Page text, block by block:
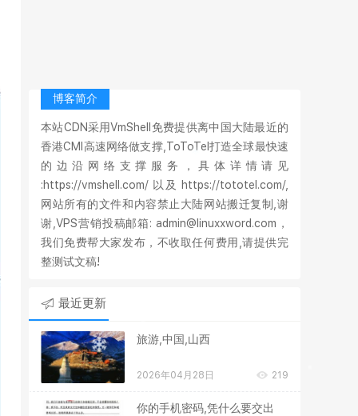
博客简介
本站CDN采用VmShell免费提供离中国大陆最近的
香港CMI高速网络做支撑,ToToTel打造全球最快速
的边沿网络支撑服务，具体详情请见
:https://vmshell.com/ 以及 https://tototel.com/,
网站所有的文件和内容禁止大陆网站搬迁复制,谢
谢,VPS营销投稿邮箱: admin@linuxxword.com，
我们免费帮大家发布，不收取任何费用,请提供完
整测试文稿!
最近更新
旅游,中国,山西
2026年04月28日 219
你的手机密码,凭什么要交出